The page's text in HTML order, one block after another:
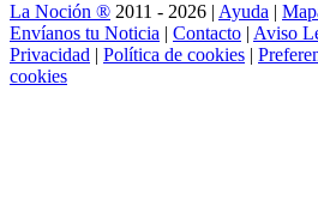
La Noción ® 2011 - 2026 | Ayuda |
Envíanos tu Noticia | Contacto | Aviso
Privacidad | Política de cookies |
cookies